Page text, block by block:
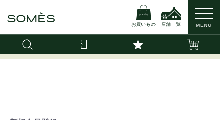
お買いもの 店舗一覧 MENU
LINE公式アカウント ｜アンケート回答で【ネ